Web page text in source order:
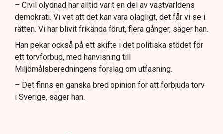
– Civil olydnad har alltid varit en del av västvärldens
demokrati. Vi vet att det kan vara olagligt, det får vi se i
rätten. Vi har blivit frikända förut, flera gånger, säger han.
Han pekar också på ett skifte i det politiska stödet för
ett torvförbud, med hänvisning till
Miljömålsberedningens förslag om utfasning.
– Det finns en ganska bred opinion för att förbjuda torv
i Sverige, säger han.